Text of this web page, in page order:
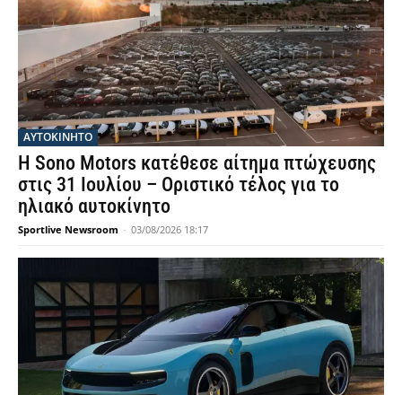
ΑΥΤΟΚΙΝΗΤΟ
Η Sono Motors κατέθεσε αίτημα πτώχευσης
στις 31 Ιουλίου – Οριστικό τέλος για το
ηλιακό αυτοκίνητο
Sportlive Newsroom - 03/08/2026 18:17